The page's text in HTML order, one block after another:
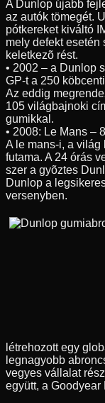
A Dunlop újabb
az autók tömegét.
pótkereket kiváltó
mely defekt
keletkezõ rést.
• 2002 – a Dunlop
GP-t a 250
Az eddig
105 világbajnoki
gumikkal.
• 2008: Le Mans –
A le mans-i, a
futama. A 24 órás
szer a gyõztes
Dunlop a
versenyben.
létrehozott egy
legnagyobb
vegyes vállalat
együtt, a Goodyear